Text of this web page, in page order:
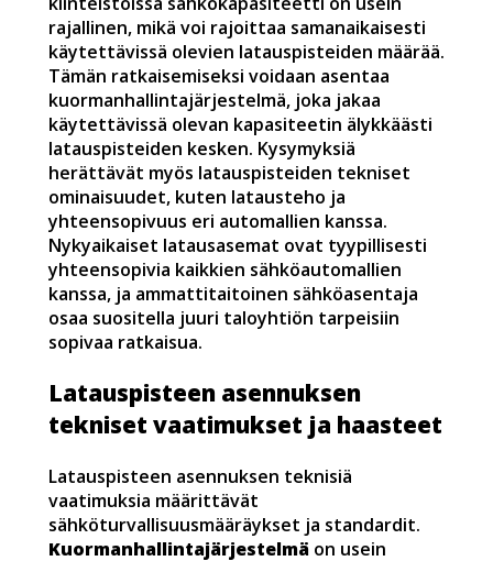
rajallinen, mikä voi rajoittaa samanaikaisesti
käytettävissä olevien latauspisteiden määrää.
Tämän ratkaisemiseksi voidaan asentaa
kuormanhallintajärjestelmä, joka jakaa
käytettävissä olevan kapasiteetin älykkäästi
latauspisteiden kesken. Kysymyksiä
herättävät myös latauspisteiden tekniset
ominaisuudet, kuten latausteho ja
yhteensopivuus eri automallien kanssa.
Nykyaikaiset latausasemat ovat tyypillisesti
yhteensopivia kaikkien sähköautomallien
kanssa, ja ammattitaitoinen sähköasentaja
osaa suositella juuri taloyhtiön tarpeisiin
sopivaa ratkaisua.
Latauspisteen asennuksen
tekniset vaatimukset ja haasteet
Latauspisteen asennuksen teknisiä
vaatimuksia määrittävät
sähköturvallisuusmääräykset ja standardit.
Kuormanhallintajärjestelmä on usein